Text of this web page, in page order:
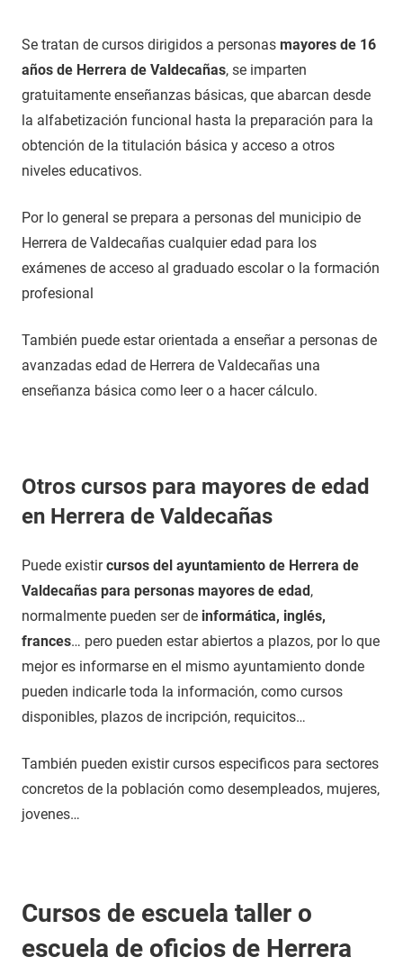
Se tratan de cursos dirigidos a personas mayores de 16
años de Herrera de Valdecañas, se imparten
gratuitamente enseñanzas básicas, que abarcan desde
la alfabetización funcional hasta la preparación para la
obtención de la titulación básica y acceso a otros
niveles educativos.
Por lo general se prepara a personas del municipio de
Herrera de Valdecañas cualquier edad para los
exámenes de acceso al graduado escolar o la formación
profesional
También puede estar orientada a enseñar a personas de
avanzadas edad de Herrera de Valdecañas una
enseñanza básica como leer o a hacer cálculo.
Otros cursos para mayores de edad
en Herrera de Valdecañas
Puede existircursos del ayuntamiento de Herrera de
Valdecañas para personas mayores de edad,
normalmente pueden ser de informática, inglés,
frances… pero pueden estar abiertos a plazos, por lo que
mejor es informarse en el mismo ayuntamiento donde
pueden indicarle toda la información, como cursos
disponibles, plazos de incripción, requicitos…
También pueden existir cursos especificos para sectores
concretos de la población como desempleados, mujeres,
jovenes…
Cursos de escuela taller o
escuela de oficios de Herrera